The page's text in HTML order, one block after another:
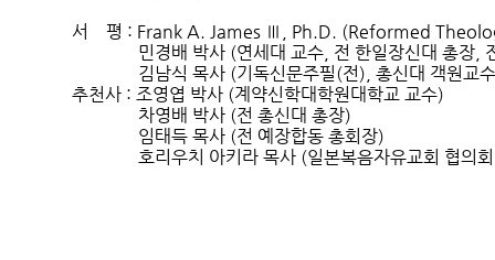
서    평 : Frank A. James Ⅲ, Ph.D. (Reformed
민경배 박사 (연세대 교수, 전 한일장신대 총장
김남식 목사 (기독신문주필(전), 총신대 객원
추천사 : 조영엽 박사 (계약신학대학원대학교 교수)
               차영배 박사 (전 총신대 총장)
               임태득 목사 (전 예장합동 총회장)